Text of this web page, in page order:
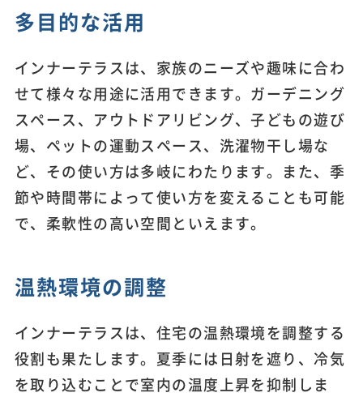
多目的な活用
インナーテラスは、家族のニーズや趣味に合わ
せて様々な用途に活用できます。ガーデニング
スペース、アウトドアリビング、子どもの遊び
場、ペットの運動スペース、洗濯物干し場な
ど、その使い方は多岐にわたります。また、季
節や時間帯によって使い方を変えることも可能
で、柔軟性の高い空間といえます。
温熱環境の調整
インナーテラスは、住宅の温熱環境を調整する
役割も果たします。夏季には日射を遮り、冷気
を取り込むことで室内の温度上昇を抑制しま